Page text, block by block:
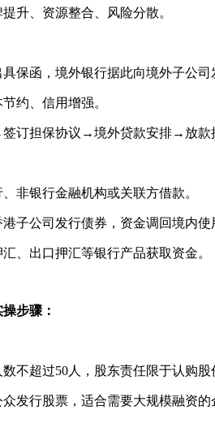
、资源整合、风险分散。
函，境外银行据此向境外子公司
约、信用增强。
担保协议→境外贷款安排→放款
银行金融机构或关联方借款。
公司发行债券，资金调回境内使
出口押汇等银行产品获取资金。
步骤：
超过50人，股东责任限于认购股
行股票，适合需要大规模融资的